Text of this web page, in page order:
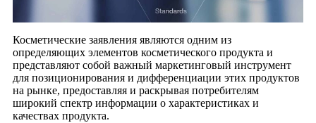
Косметические заявления являются одним из
определяющих элементов косметического продукта и
представляют собой важный маркетинговый инструмент
для позиционирования и дифференциации этих продуктов
на рынке, предоставляя и раскрывая потребителям
широкий спектр информации о характеристиках и
качествах продукта.